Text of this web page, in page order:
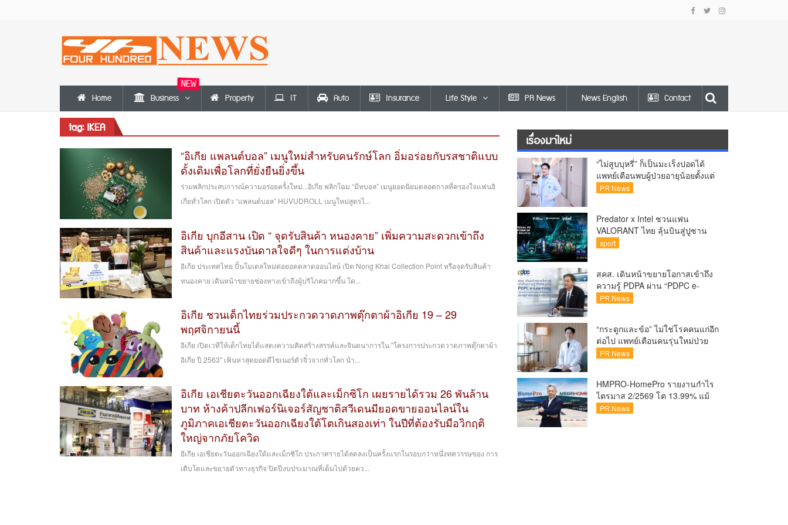
Home Business
NEW
Property IT Auto Insurance Life Style PR News News English Contact
tag: IKEA
“อิเกีย แพลนต์บอล” เมนูใหม่สำหรับคนรักษ์โลก อิ่มอร่อยกับรสชาติแบบ
ดั้งเดิมเพื่อโลกที่ยั่งยืนยิ่งขึ้น
ร่วมพลิกประสบการณ์ความอร่อยครั้งใหม่...อิเกีย พลิกโฉม “มีทบอล” เมนูยอดนิยมตลอดกาลที่ครองใจแฟนอิ
เกียทั่วโลก เปิดตัว “แพลนต์บอล” HUVUDROLL เมนูใหม่สูตรไ...
อิเกีย บุกอีสาน เปิด “ จุดรับสินค้า หนองคาย” เพิ่มความสะดวกเข้าถึง
สินค้าและแรงบันดาลใจดีๆ ในการแต่งบ้าน
อิเกีย ประเทศไทย ปั้นโมเดลใหม่ต่อยอดตลาดออนไลน์ เปิด Nong Khai Collection Point หรือจุดรับสินค้า
หนองคาย เดินหน้าขยายช่องทางเข้าถึงผู้บริโภคมากขึ้น โด...
อิเกีย ชวนเด็กไทยร่วมประกวดวาดภาพตุ๊กตาผ้าอิเกีย 19 – 29
พฤศจิกายนนี้
อิเกีย เปิดเวทีให้เด็กไทยได้แสดงความคิดสร้างสรรค์และจินตนาการใน "โครงการประกวดวาดภาพตุ๊กตาผ้า
อิเกีย ปี 2563" เฟ้นหาสุดยอดดีไซเนอร์ตัวจิ๋วจากทั่วโลก นำ...
อิเกีย เอเชียตะวันออกเฉียงใต้และเม็กซิโก เผยรายได้รวม 26 พันล้าน
บาท ห้างค้าปลีกเฟอร์นิเจอร์สัญชาติสวีเดนมียอดขายออนไลน์ใน
ภูมิภาคเอเชียตะวันออกเฉียงใต้โตเกินสองเท่า ในปีที่ต้องรับมือวิกฤติ
ใหญ่จากภัยโควิด
อิเกีย เอเชียตะวันออกเฉียงใต้และเม็กซิโก ประกาศรายได้ลดลงเป็นครั้งแรกในรอบกว่าหนึ่งทศวรรษของ การ
เติบโตและขยายตัวทางธุรกิจ ปิดปีงบประมาณที่เต็มไปด้วยคว...
เรื่องมาใหม่
“ไม่สูบบุหรี่” ก็เป็นมะเร็งปอดได้
แพทย์เตือนพบผู้ป่วยอายุน้อยตั้งแต่
วัย 35 ปีเพิ่มขึ้นคนไทยกว่า 70%
PR News
Predator x Intel ชวนแฟน
VALORANT ไทย ลุ้นบินสู่ปูซาน
เชียร์ศึก VCT Pacific Finals Busan
สู่ปูซาน แบบติดขอบสนาม พร้อม
กิจกรรมสุดพิเศษตลอดทัวร์นาเมนต์
sport
สคส. เดินหน้าขยายโอกาสเข้าถึง
ความรู้ PDPA ผ่าน “PDPC e-
Learning” เรียนฟรี ทุกที่ ทุกเวลา
ปลอดภัย เผยยอดผู้เข้าเรียนล่าสุด
ทะลุ 8 หมื่นรายแล้ว
PR News
“กระดูกและข้อ” ไม่ใช่โรคคนแก่อีก
ต่อไป แพทย์เตือนคนรุ่นใหม่ป่วย
เพิ่ม 20-30% เสี่ยง ‘ข้อเข่าเสื่อม
PR News
HMPRO-HomePro รายงานกำไร
ไตรมาส 2/2569 โต 13.99% แม้
เศรษฐกิจผันผวนเดินหน้าขยาย
PR News